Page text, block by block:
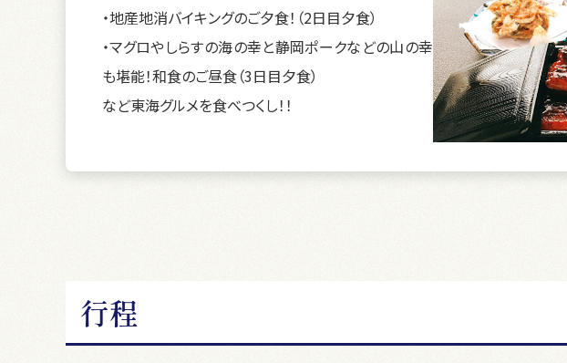
・地産地消バイキングのご夕食！（2日目夕食）
・マグロやしらすの海の幸と静岡ポークなどの山の幸
も堪能！和食のご昼食（3日目夕食）
など東海グルメを食べつくし！！
行程